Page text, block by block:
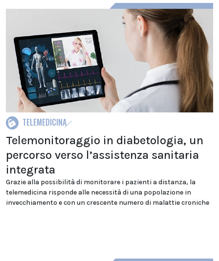
TELEMEDICINA
Telemonitoraggio in diabetologia, un
percorso verso l’assistenza sanitaria
integrata
Grazie alla possibilità di monitorare i pazienti a distanza, la
telemedicina risponde alle necessità di una popolazione in
invecchiamento e con un crescente numero di malattie croniche